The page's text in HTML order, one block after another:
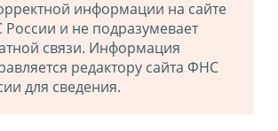
информации на сайте
и не подразумевает
связи. Информация
редактору сайта ФНС
для сведения.